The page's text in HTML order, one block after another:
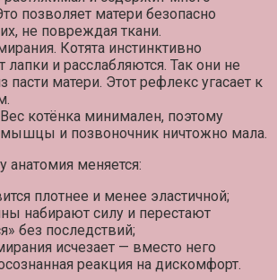
позволяет матери безопасно
не повреждая ткани.
Котята инстинктивно
лапки и расслабляются. Так они не
пасти матери. Этот рефлекс угасает к
Вес котёнка минимален, поэтому
мышцы и позвоночник ничтожно мала.
анатомия меняется:
плотнее и менее эластичной;
набирают силу и перестают
без последствий;
исчезает — вместо него
реакция на дискомфорт.